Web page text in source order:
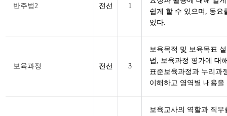
반주법2 전선 1
쉽게 할 수 있으며, 동요
있다.
보육과정 전선 3
보육목적 및 보육목표
법, 보육과정 평가에 대
표준보육과정과 누리과
이해하고 영역별 내용
보육교사의 역할과 직